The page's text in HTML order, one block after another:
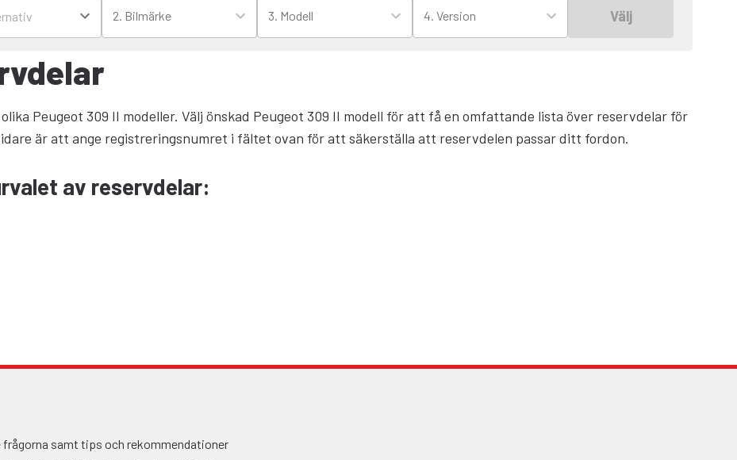
2. Bilmärke 3. Modell 4. Version Välj
Peugeot 309 II modeller. Välj önskad Peugeot 309 II modell för att få en omfattande lista över reservdelar för
är att ange registreringsnumret i fältet ovan för att säkerställa att reservdelen passar ditt fordon.
av reservdelar:
samt tips och rekommendationer